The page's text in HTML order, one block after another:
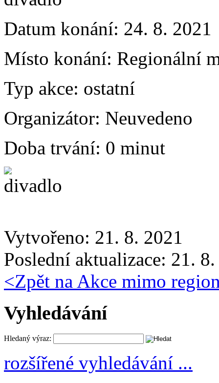
Datum konání: 24. 8. 2021
Místo konání: Regionální
Typ akce: ostatní
Organizátor: Neuvedeno
Doba trvání: 0 minut
Vytvořeno: 21. 8. 2021
Poslední aktualizace: 21.
<Zpět na Akce mimo
Vyhledávání
Hledaný výraz:
rozšířené vyhledávání ...